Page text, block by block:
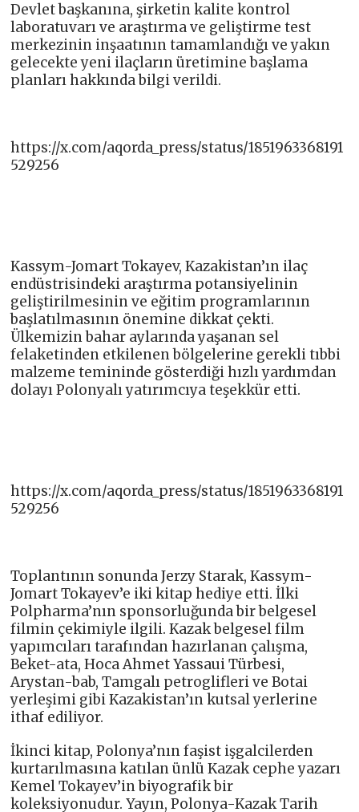
Devlet başkanına, şirketin kalite kontrol
laboratuvarı ve araştırma ve geliştirme test
merkezinin inşaatının tamamlandığı ve yakın
gelecekte yeni ilaçların üretimine başlama
planları hakkında bilgi verildi.
https://x.com/aqorda_press/status/1851963368191
529256
Kassym-Jomart Tokayev, Kazakistan’ın ilaç
endüstrisindeki araştırma potansiyelinin
geliştirilmesinin ve eğitim programlarının
başlatılmasının önemine dikkat çekti.
Ülkemizin bahar aylarında yaşanan sel
felaketinden etkilenen bölgelerine gerekli tıbbi
malzeme temininde gösterdiği hızlı yardımdan
dolayı Polonyalı yatırımcıya teşekkür etti.
https://x.com/aqorda_press/status/1851963368191
529256
Toplantının sonunda Jerzy Starak, Kassym-
Jomart Tokayev’e iki kitap hediye etti. İlki
Polpharma’nın sponsorluğunda bir belgesel
filmin çekimiyle ilgili. Kazak belgesel film
yapımcıları tarafından hazırlanan çalışma,
Beket-ata, Hoca Ahmet Yassaui Türbesi,
Arystan-bab, Tamgalı petroglifleri ve Botai
yerleşimi gibi Kazakistan’ın kutsal yerlerine
ithaf ediliyor.
İkinci kitap, Polonya’nın faşist işgalcilerden
kurtarılmasına katılan ünlü Kazak cephe yazarı
Kemel Tokayev’in biyografik bir
koleksiyonudur. Yayın, Polonya-Kazak Tarih